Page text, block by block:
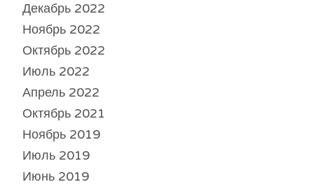
Декабрь 2022
Ноябрь 2022
Октябрь 2022
Июль 2022
Апрель 2022
Октябрь 2021
Ноябрь 2019
Июль 2019
Июнь 2019